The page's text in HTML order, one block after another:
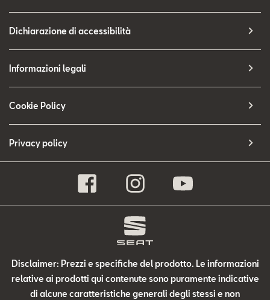
Dichiarazione di accessibilità
Informazioni legali
Cookie Policy
Privacy policy
Disclaimer: Prezzi e specifiche del prodotto. Le informazioni
relative ai prodotti qui contenute sono puramente indicative
di alcune caratteristiche generali degli stessi e non